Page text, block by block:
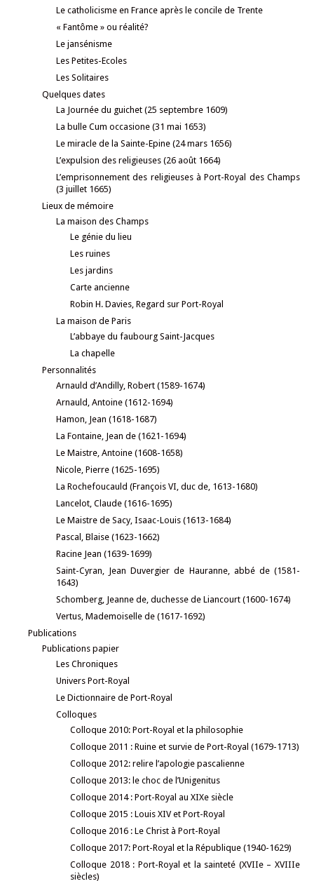
Le catholicisme en France après le concile de Trente
« Fantôme » ou réalité?
Le jansénisme
Les Petites-Ecoles
Les Solitaires
Quelques dates
La Journée du guichet (25 septembre 1609)
La bulle Cum occasione (31 mai 1653)
Le miracle de la Sainte-Epine (24 mars 1656)
L’expulsion des religieuses (26 août 1664)
L’emprisonnement des religieuses à Port-Royal des Champs
(3 juillet 1665)
Lieux de mémoire
La maison des Champs
Le génie du lieu
Les ruines
Les jardins
Carte ancienne
Robin H. Davies, Regard sur Port-Royal
La maison de Paris
L’abbaye du faubourg Saint-Jacques
La chapelle
Personnalités
Arnauld d’Andilly, Robert (1589-1674)
Arnauld, Antoine (1612-1694)
Hamon, Jean (1618-1687)
La Fontaine, Jean de (1621-1694)
Le Maistre, Antoine (1608-1658)
Nicole, Pierre (1625-1695)
La Rochefoucauld (François VI, duc de, 1613-1680)
Lancelot, Claude (1616-1695)
Le Maistre de Sacy, Isaac-Louis (1613-1684)
Pascal, Blaise (1623-1662)
Racine Jean (1639-1699)
Saint-Cyran, Jean Duvergier de Hauranne, abbé de (1581-
1643)
Schomberg, Jeanne de, duchesse de Liancourt (1600-1674)
Vertus, Mademoiselle de (1617-1692)
Publications
Publications papier
Les Chroniques
Univers Port-Royal
Le Dictionnaire de Port-Royal
Colloques
Colloque 2010: Port-Royal et la philosophie
Colloque 2011 : Ruine et survie de Port-Royal (1679-1713)
Colloque 2012: relire l’apologie pascalienne
Colloque 2013: le choc de l’Unigenitus
Colloque 2014 : Port-Royal au XIXe siècle
Colloque 2015 : Louis XIV et Port-Royal
Colloque 2016 : Le Christ à Port-Royal
Colloque 2017: Port-Royal et la République (1940-1629)
Colloque 2018 : Port-Royal et la sainteté (XVIIe – XVIIIe
siècles)